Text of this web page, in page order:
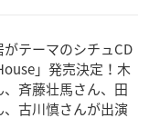
テーマのシチュCD
」発売決定！木
斉藤壮馬さん、田
、古川慎さんが出演